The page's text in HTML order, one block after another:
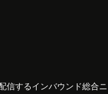
信するインバウンド総合